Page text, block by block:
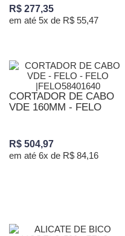
R$ 277,35
em até 5x de R$ 55,47
CORTADOR DE CABO
VDE 160MM - FELO
R$ 504,97
em até 6x de R$ 84,16